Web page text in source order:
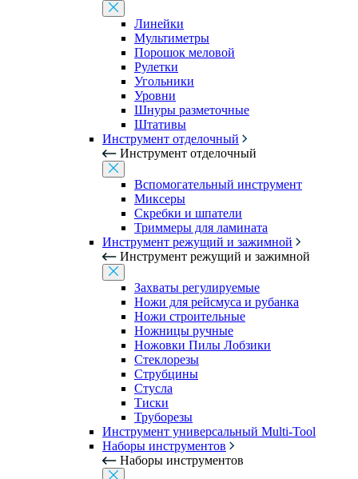
Линейки
Мультиметры
Порошок меловой
Рулетки
Угольники
Уровни
Шнуры разметочные
Штативы
Инструмент отделочный
Инструмент отделочный
Вспомогательный инструмент
Миксеры
Скребки и шпатели
Триммеры для ламината
Инструмент режущий и зажимной
Инструмент режущий и зажимной
Захваты регулируемые
Ножи для рейсмуса и рубанка
Ножи строительные
Ножницы ручные
Ножовки Пилы Лобзики
Стеклорезы
Струбцины
Стусла
Тиски
Труборезы
Инструмент универсальный Multi-Tool
Наборы инструментов
Наборы инструментов